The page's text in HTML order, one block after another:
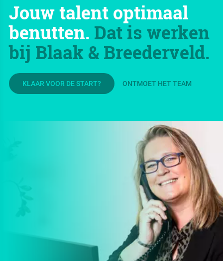
Jouw talent optimaal
benutten. Dat is werken
bij Blaak & Breederveld.
KLAAR VOOR DE START? ONTMOET HET TEAM